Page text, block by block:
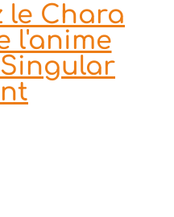
le Chara
l'anime